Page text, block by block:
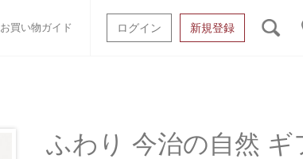
お買い物ガイド ログイン 新規登録
オーガニック
衣類 タオルケット類
ふわり 今治の自然 ギ